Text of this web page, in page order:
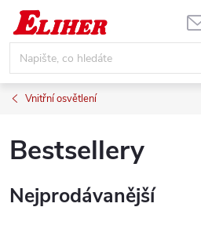
Přejít
obsah
Vnitřní osvětlení
Bestsellery
Nejprodávanější